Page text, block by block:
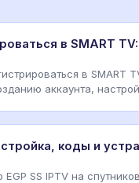
в SMART
в SMART
аккаунта,
коды и
SS IPTV на